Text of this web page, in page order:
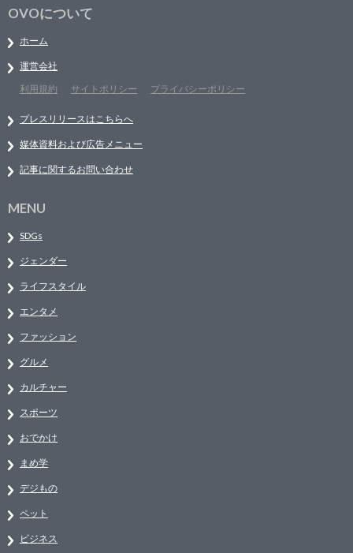
OVOについて
ホーム
運営会社
利用規約
サイトポリシー プライバシーポリシー
プレスリリースはこちらへ
媒体資料および広告メニュー
記事に関するお問い合わせ
MENU
SDGs
ジェンダー
ライフスタイル
エンタメ
ファッション
グルメ
カルチャー
スポーツ
おでかけ
まめ学
デジもの
ペット
ビジネス